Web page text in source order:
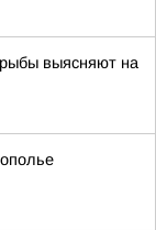
выясняют на